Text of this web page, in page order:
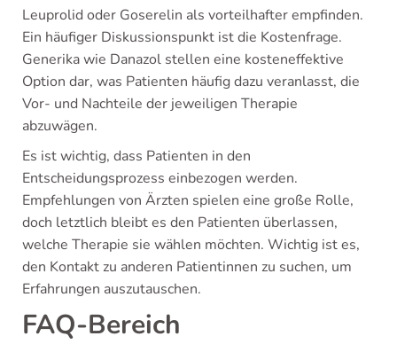
Leuprolid oder Goserelin als vorteilhafter empfinden.
Ein häufiger Diskussionspunkt ist die Kostenfrage.
Generika wie Danazol stellen eine kosteneffektive
Option dar, was Patienten häufig dazu veranlasst, die
Vor- und Nachteile der jeweiligen Therapie
abzuwägen.
Es ist wichtig, dass Patienten in den
Entscheidungsprozess einbezogen werden.
Empfehlungen von Ärzten spielen eine große Rolle,
doch letztlich bleibt es den Patienten überlassen,
welche Therapie sie wählen möchten. Wichtig ist es,
den Kontakt zu anderen Patientinnen zu suchen, um
Erfahrungen auszutauschen.
FAQ-Bereich